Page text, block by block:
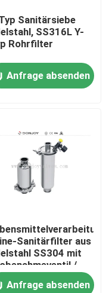
Sanitärsiebe
SS316L Y-
Rohrfilter
Anfrage absenden
Sanitärfilter aus
SS304 mit
/
Anfrage absenden